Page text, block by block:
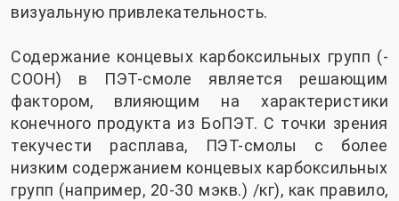
визуальную привлекательность.
Содержание концевых карбоксильных групп (-
COOH) в ПЭТ-смоле является решающим
фактором, влияющим на характеристики
конечного продукта из БоПЭТ. С точки зрения
текучести расплава, ПЭТ-смолы с более
низким содержанием концевых карбоксильных
групп (например, 20-30 мэкв.) /кг), как правило,